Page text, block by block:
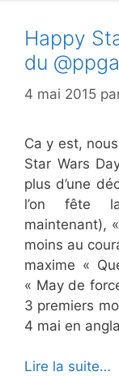
Happy
du
4 mai 2015
Ca y est,
Star Wars
plus d’une
l’on fête
maintenant),
moins au
maxime «
« May de
3 premiers
4 mai en
Lire la suite…